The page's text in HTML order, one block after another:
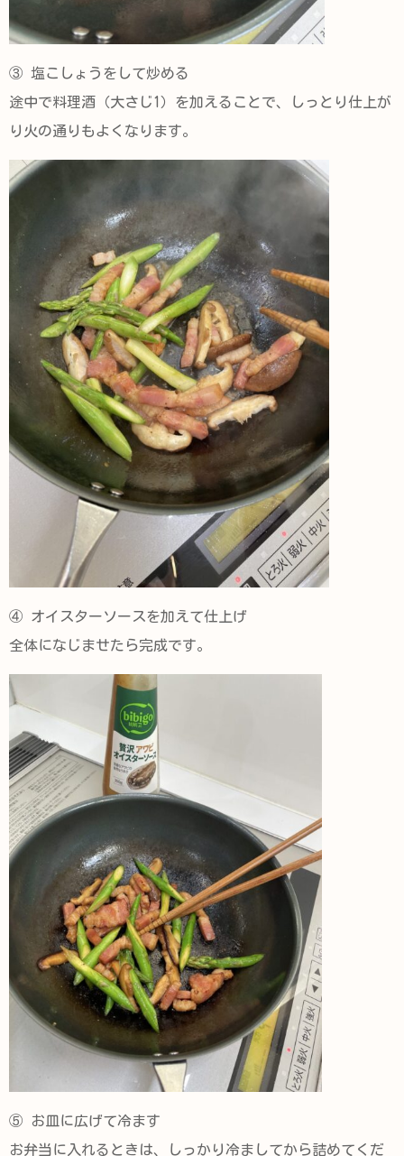
③ 塩こしょうをして炒める
途中で料理酒（大さじ1）を加えることで、しっとり仕上が
り火の通りもよくなります。
④ オイスターソースを加えて仕上げ
全体になじませたら完成です。
⑤ お皿に広げて冷ます
お弁当に入れるときは、しっかり冷ましてから詰めてくだ